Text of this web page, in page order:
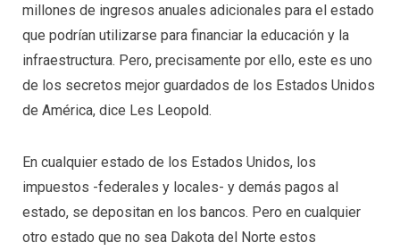
millones de ingresos anuales adicionales para el estado
que podrían utilizarse para financiar la educación y la
infraestructura. Pero, precisamente por ello, este es uno
de los secretos mejor guardados de los Estados Unidos
de América, dice Les Leopold.
En cualquier estado de los Estados Unidos, los
impuestos -federales y locales- y demás pagos al
estado, se depositan en los bancos. Pero en cualquier
otro estado que no sea Dakota del Norte estos